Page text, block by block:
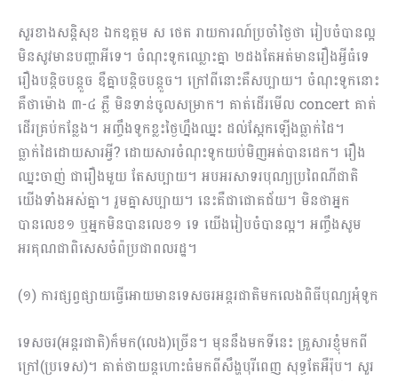
សួរខាងសន្តិសុខ ឯកឧត្តម ស ថេត រាយការណ៍ប្រចាំថ្ងៃថា រៀបចំបានល្អ
មិនសូវមានបញ្ហាអីទេ។ ចំណុះទូកឈ្លោះគ្នា ២ដងតែអត់មានរឿងអ្វីធំទេ
រឿងបន្តិចបន្តួច ឌឺគ្នាបន្តិចបន្តួច។ ក្រៅពីនោះគឺសប្បាយ។ ចំណុះទូកនោះ
គឺថាម៉ោង ៣-៤ ភ្លឺ មិនទាន់ចូលសម្រាក។ គាត់ដើរមើល concert គាត់
ដើរគ្រប់កន្លែង។ អញ្ចឹងទូកខ្លះថ្ងៃហ្នឹងឈ្នះ ដល់ស្អែកឡើង​ធ្លាក់ដៃ។
ធ្លាក់ដៃដោយសារអី្វ? ដោយសារចំណុះទូកយប់មិញអត់បានដេក។ រឿង
ឈ្នះចាញ់ ជារឿងមួយ តែសប្បាយ។ អបអរសាទរបុណ្យប្រពៃណីជាតិ
យើងទាំងអស់គ្នា។ រួមគ្នាសប្បាយ។ នេះគឺជាជោគជ័យ។ មិនថាអ្នក
បានលេខ១ ឬអ្នកមិនបានលេខ១​ ទេ យើងរៀបចំបានល្អ។​ អញ្ចឹងសូម
អរគុណជាពិសេសចំព៉ប្រជាពលរដ្ឋ។
(១) ការផ្សព្វផ្សាយធ្វើអោយមានទេសចរអន្តរជាតិមកលេងពិធីបុណ្យអុំទូក
ទេសចរ(អន្តរជាតិ)ក៏មក(លេង)ច្រើន។ មុននឹងមកទីនេះ គ្រួសារខ្ញុំមកពី
ក្រៅ(ប្រទេស)។ គាត់ថាយន្តហោះធំមកពីសឹង្ហបុរីពេញ សុទ្ធតែអឺរ៉ុប។ សួរ